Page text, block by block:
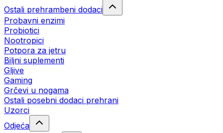
Ostali prehrambeni dodaci
Probavni enzimi
Probiotici
Nootropici
Potpora za jetru
Biljni suplementi
Gljive
Gaming
Grčevi u nogama
Ostali posebni dodaci prehrani
Uzorci
Odjeća